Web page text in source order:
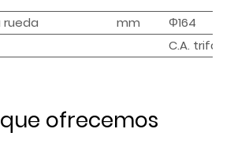
rueda
mm
Φ164
C.A.
ofrecemos